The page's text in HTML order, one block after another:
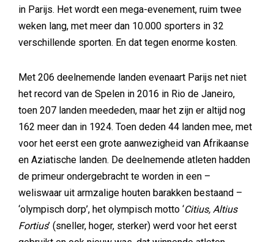
in Parijs. Het wordt een mega-evenement, ruim twee
weken lang, met meer dan 10.000 sporters in 32
verschillende sporten. En dat tegen enorme kosten.
Met 206 deelnemende landen evenaart Parijs net niet
het record van de Spelen in 2016 in Rio de Janeiro,
toen 207 landen meededen, maar het zijn er altijd nog
162 meer dan in 1924. Toen deden 44 landen mee, met
voor het eerst een grote aanwezigheid van Afrikaanse
en Aziatische landen. De deelnemende atleten hadden
de primeur ondergebracht te worden in een –
weliswaar uit armzalige houten barakken bestaand –
‘olympisch dorp’, het olympisch motto ‘Citius, Altius
Fortius’ (sneller, hoger, sterker) werd voor het eerst